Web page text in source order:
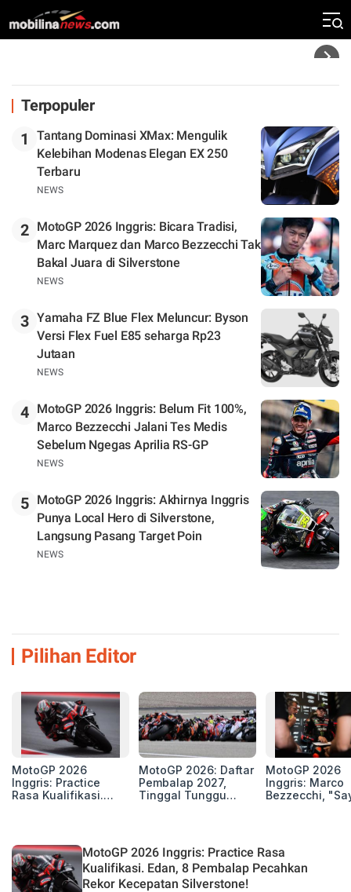
Rekor Kecepatan Silverstone!
Terpopuler
1
Tantang Dominasi XMax: Mengulik
Kelebihan Modenas Elegan EX 250
Terbaru
NEWS
2
MotoGP 2026 Inggris: Bicara Tradisi,
Marc Marquez dan Marco Bezzecchi Tak
Bakal Juara di Silverstone
NEWS
3 Yamaha FZ Blue Flex Meluncur: Byson
Versi Flex Fuel E85 seharga Rp23
Jutaan
NEWS
4
MotoGP 2026 Inggris: Belum Fit 100%,
Marco Bezzecchi Jalani Tes Medis
Sebelum Ngegas Aprilia RS-GP
NEWS
5
MotoGP 2026 Inggris: Akhirnya Inggris
Punya Local Hero di Silverstone,
Langsung Pasang Target Poin
NEWS
Pilihan Editor
MotoGP 2026
Inggris: Practice
Rasa Kualifikasi.
Silverstone!
MotoGP 2026: Daftar
Pembalap 2027,
Tinggal Tunggu
MotoGP 2026
Inggris: Marco
Bezzecchi,
MotoGP 2026 Inggris: Practice Rasa
Kualifikasi. Edan, 8 Pembalap Pecahkan
Rekor Kecepatan Silverstone!